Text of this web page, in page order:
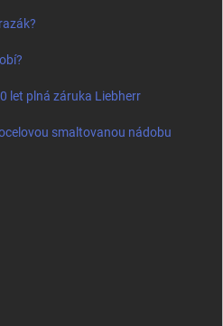
let plná záruka Liebherr
smaltovanou nádobu